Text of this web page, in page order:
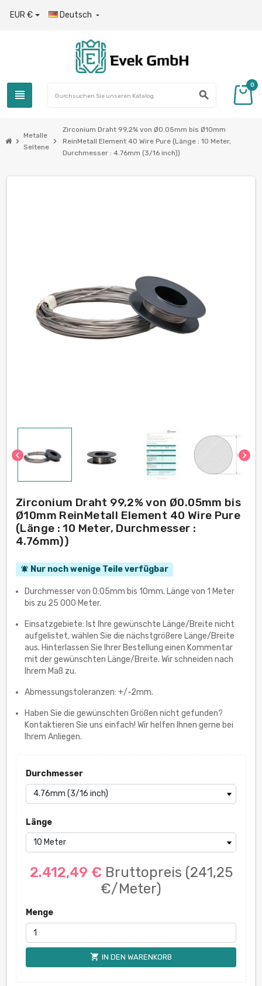
EUR € Deutsch 
view_headline search
0
chevron_right
Metalle
Seltene
chevron_right
Zirconium Draht 99,2% von Ø0.05mm bis Ø10mm
ReinMetall Element 40 Wire Pure (Länge : 10 Meter,
Durchmesser : 4.76mm (3/16 inch))
chevron_left chevron_right
Zirconium Draht 99,2% von Ø0.05mm bis
Ø10mm ReinMetall Element 40 Wire Pure
(Länge : 10 Meter, Durchmesser :
4.76mm))
notifications_active Nur noch wenige Teile verfügbar
Durchmesser von 0.05mm bis 10mm. Länge von 1 Meter
bis zu 25 000 Meter.
Einsatzgebiete: Ist Ihre gewünschte Länge/Breite nicht
aufgelistet, wählen Sie die nächstgrößere Länge/Breite
aus. Hinterlassen Sie Ihrer Bestellung einen Kommentar
mit der gewünschten Länge/Breite. Wir schneiden nach
Ihrem Maß zu.
Abmessungstoleranzen: +/-2mm.
Haben Sie die gewünschten Größen nicht gefunden?
Kontaktieren Sie uns einfach! Wir helfen Ihnen gerne bei
Ihrem Anliegen.
Durchmesser
Länge
2.412,49 € Bruttopreis (241,25
€/Meter)
Menge
shopping_cart IN DEN WARENKORB